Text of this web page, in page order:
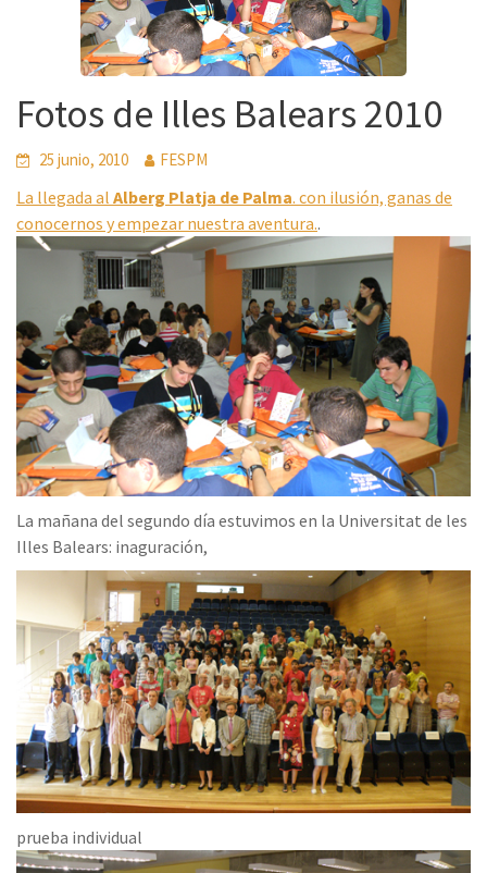
Fotos de Illes Balears 2010
25 junio, 2010 FESPM
La llegada al Alberg Platja de Palma. con ilusión, ganas de
conocernos y empezar nuestra aventura..
La mañana del segundo día estuvimos en la Universitat de les
Illes Balears: inaguración,
prueba individual